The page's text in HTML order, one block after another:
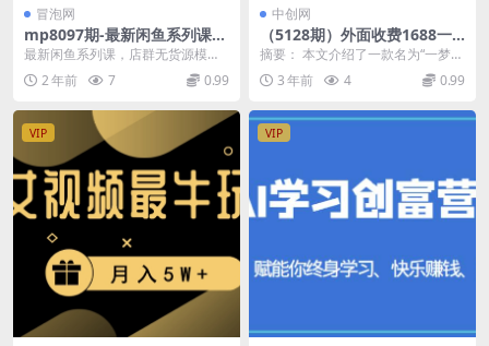
冒泡网
mp8097期-最新闲鱼系列课，
店群无货源模式-爆品打造硬件
最新闲鱼系列课，店群无货源模式-
爆品打造硬件+软件+人工 课程内
容： 1-1闲鱼...
2 年前 7 0.99
中创网
（5128期）外面收费1688一
梦江湖全自动挂机项目 号称单
窗口收益25+【永久脚本+教
程】(一梦江湖全自动挂机项目
程)
摘要： 本文介绍了一款名为“一梦江
湖”的网易仙侠类搬砖游戏，通过采
集物品、草木、...
3 年前 4 0.99
VIP VIP